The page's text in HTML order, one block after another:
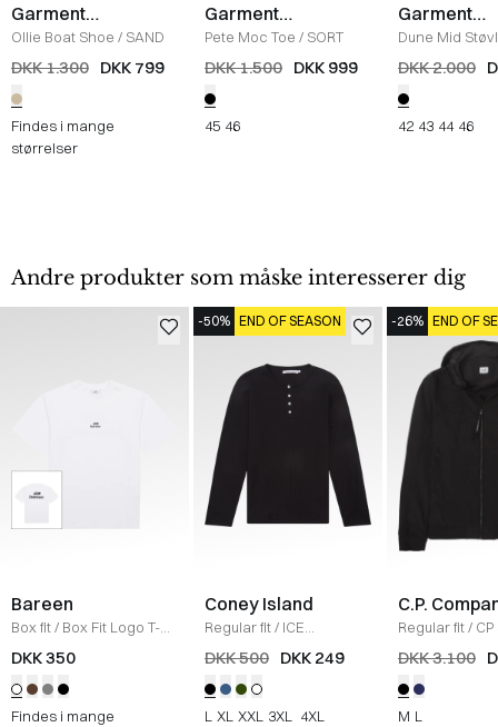
Garment
Project
Ollie Boat Shoe / SAND
DKK 1.300 DKK 799
Findes i mange
størrelser
Garment
Project
Pete Moc Toe / SORT
DKK 1.500 DKK 999
45 46
Garment
Project
Dune Mid
DKK 2.000
42 43 44 46
Andre produkter som måske interesserer dig
Bareen
Box fit/ Box Fit Logo T-
shirt /WHITE
DKK 350
Findes i mange
-50% END OF SEASON
Coney Island
Regular fit/ ICE
Sweatshirt
/BLACK
DKK 500 DKK 249
L XL XXL 3XL 4XL
-26% END OF
C.P.
Regular fit/
Jakke
SORT
DKK 3.100
M L